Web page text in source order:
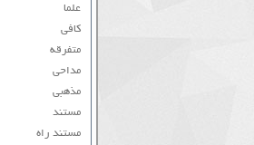
علما
کافی
متفرقه
مداحی
مذهبی
مستند
مستند راه